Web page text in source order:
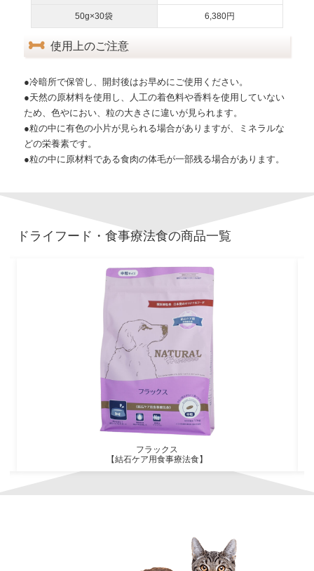
50g×30袋 6,380円
使用上のご注意
●冷暗所で保管し、開封後はお早めにご使用ください。
●天然の原材料を使用し、人工の着色料や香料を使用していない
ため、色やにおい、粒の大きさに違いが見られます。
●粒の中に有色の小片が見られる場合がありますが、ミネラルな
どの栄養素です。
●粒の中に原材料である食肉の体毛が一部残る場合があります。
ドライフード・食事療法食の商品一覧
フラックス
【結石ケア用食事療法食】